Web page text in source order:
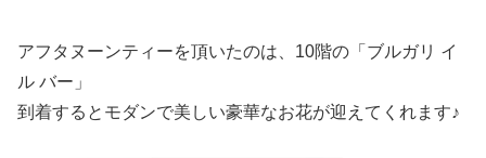
アフタヌーンティーを頂いたのは、10階の「ブルガリ イ
ル バー」
到着するとモダンで美しい豪華なお花が迎えてくれます♪